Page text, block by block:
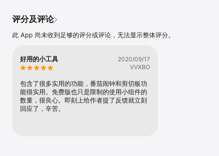
栏及通知中心加入组件。
容器监控等，等你发挥。
要的方式呈现。
评分及评论
此 App 尚未收到足够的评分或评论，无法显示整体评分。
好用的小工具
2020/09/17
VVXBO
包含了很多实用的功能，番茄闹钟和剪切板功
能很实用。免费版也只是限制的使用小组件的
数量，很良心。即刻上给作者提了反馈就立刻
回应了，辛苦。